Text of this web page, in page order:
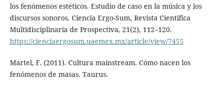
los fenómenos estéticos. Estudio de caso en la música y los
discursos sonoros. Ciencia Ergo-Sum, Revista Científica
Multidisciplinaria de Prospectiva, 21(2), 112–120.
https://cienciaergosum.uaemex.mx/article/view/7455
Martel, F. (2011). Cultura mainstream. Cómo nacen los
fenómenos de masas. Taurus.